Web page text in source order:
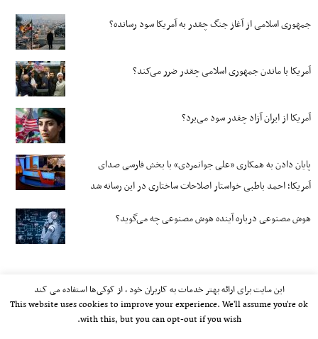
جمهوری اسلامی از آغاز جنگ چقدر به آمریکا سود رسانده؟
آمریکا با ماندن جمهوری اسلامی چقدر ضرر می‌کند؟
آمریکا از ایران آزاد چقدر سود می‌برد؟
پایان دادن به همکاری «علی جوانمردی» با بخش فارسی صدای
آمریکا؛ احمد باطبی خواستار اصلاحات ساختاری در این رسانه شد
هوش مصنوعی درباره آینده هوش مصنوعی چه می‌گوید؟
این سایت برای ارائه بهتر خدمات به کاربران خود ، از کوکی‌ها استفاده می کند
This website uses cookies to improve your experience. We'll assume you're ok
with this, but you can opt-out if you wish.